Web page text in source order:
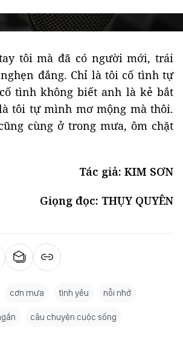
tôi mà đã có người mới, trái
đắng. Chỉ là tôi cố tình tự
tình không biết anh là kẻ bắt
tôi tự mình mơ mộng mà thôi.
cùng ở trong mưa, ôm chặt
Tác giả: KIM SƠN
Giọng đọc: THỤY QUYÊN
cơn mưa tình yêu nỗi nhớ
câu chuyện cuộc sống